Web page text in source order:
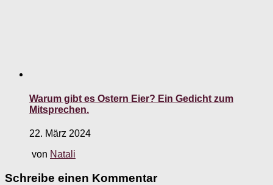
Warum gibt es Ostern Eier? Ein Gedicht zum
Mitsprechen.
22. März 2024
von Natali
Schreibe einen Kommentar